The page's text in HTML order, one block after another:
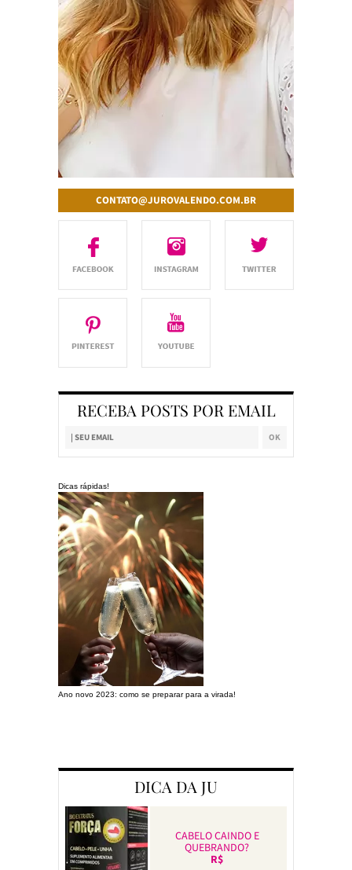
CONTATO@JUROVALENDO.COM.BR
RECEBA POSTS POR EMAIL
Dicas rápidas!
Ano novo 2023: como se preparar para a virada!
DICA DA JU
CABELO CAINDO E
QUEBRANDO?
R$